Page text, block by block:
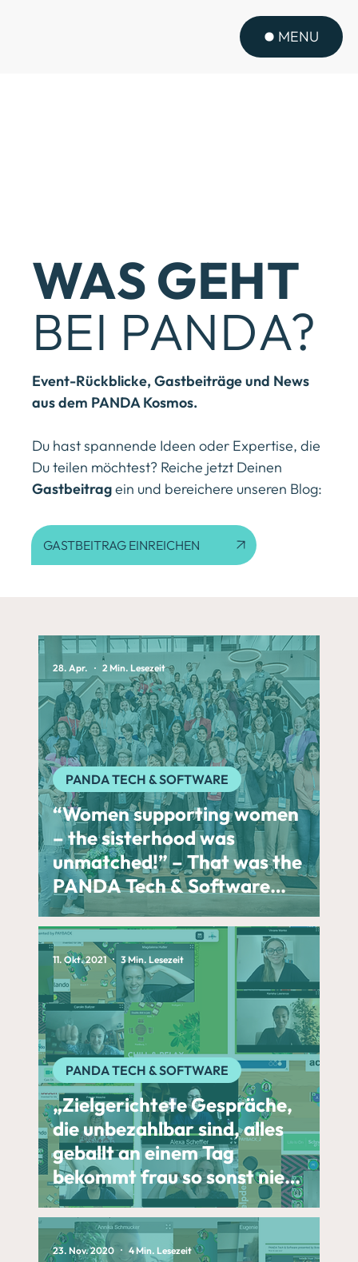
MENU
WAS GEHT
BEI PANDA?
Event-Rückblicke, Gastbeiträge und News
aus dem PANDA Kosmos.
Du hast spannende Ideen oder Expertise, die
Du teilen möchtest? Reiche jetzt Deinen
Gastbeitragein und bereichere unseren Blog:
GASTBEITRAG EINREICHEN
“Women supporting women
– the sisterhood was
unmatched!” – That was the
PANDA Tech & Software
Lab 2026 presented by
CARIAD
PANDA TECH & SOFTWARE
28. Apr. 2 Min. Lesezeit
„Zielgerichtete Gespräche,
die unbezahlbar sind, alles
geballt an einem Tag
bekommt frau so sonst nie”
– das war PANDA Tech &
Software 2021 presented by
PAYBACK
PANDA TECH & SOFTWARE
11. Okt. 2021 3 Min. Lesezeit
23. Nov. 2020 4 Min. Lesezeit